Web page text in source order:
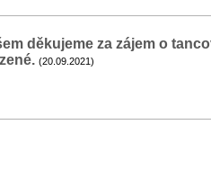
děkujeme za zájem o
(20.09.2021)